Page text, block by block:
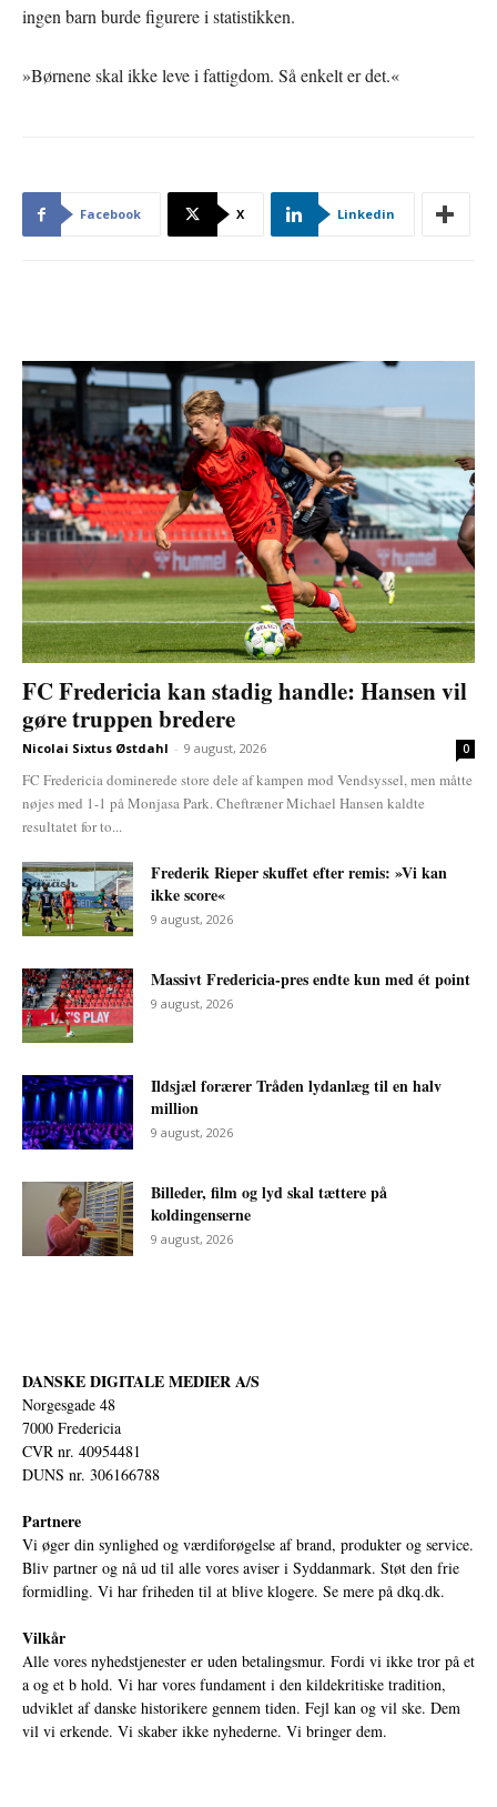
ingen barn burde figurere i statistikken.
»Børnene skal ikke leve i fattigdom. Så enkelt er det.«
Facebook X Linkedin
FC Fredericia kan stadig handle: Hansen vil
gøre truppen bredere
Nicolai Sixtus Østdahl - 9 august, 2026 0
FC Fredericia dominerede store dele af kampen mod Vendsyssel, men måtte
nøjes med 1-1 på Monjasa Park. Cheftræner Michael Hansen kaldte
resultatet for to...
Frederik Rieper skuffet efter remis: »Vi kan
ikke score«
9 august, 2026
Massivt Fredericia-pres endte kun med ét point
9 august, 2026
Ildsjæl forærer Tråden lydanlæg til en halv
million
9 august, 2026
Billeder, film og lyd skal tættere på
koldingenserne
9 august, 2026
DANSKE DIGITALE MEDIER A/S
Norgesgade 48
7000 Fredericia
CVR nr. 40954481
DUNS nr. 306166788
Partnere
Vi øger din synlighed og værdiforøgelse af brand, produkter og service.
Bliv partner og nå ud til alle vores aviser i Syddanmark. Støt den frie
formidling. Vi har friheden til at blive klogere. Se mere på dkq.dk.
Vilkår
Alle vores nyhedstjenester er uden betalingsmur. Fordi vi ikke tror på et
a og et b hold. Vi har vores fundament i den kildekritiske tradition,
udviklet af danske historikere gennem tiden. Fejl kan og vil ske. Dem
vil vi erkende. Vi skaber ikke nyhederne. Vi bringer dem.